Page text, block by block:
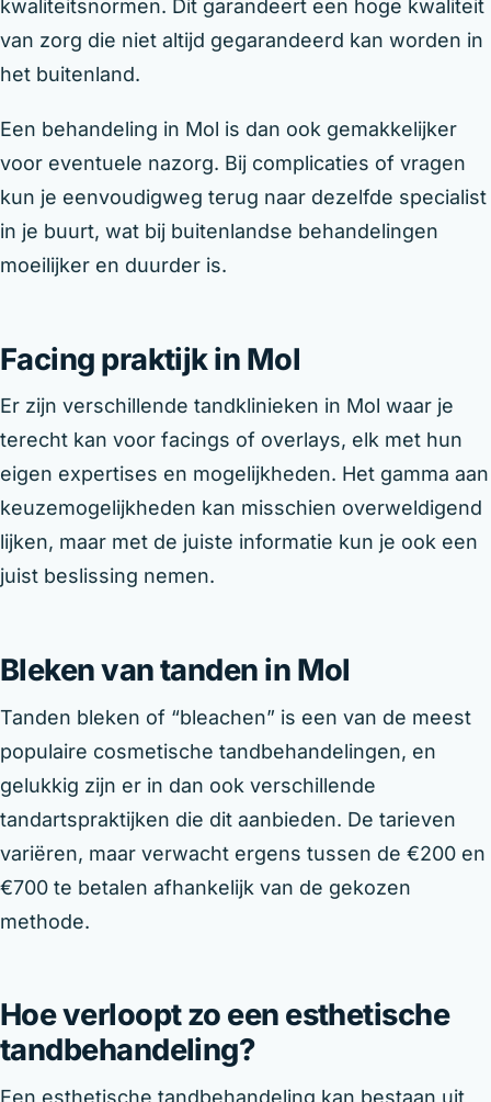
kwaliteitsnormen. Dit garandeert een hoge kwaliteit
van zorg die niet altijd gegarandeerd kan worden in
het buitenland.
Een behandeling in Mol is dan ook gemakkelijker
voor eventuele nazorg. Bij complicaties of vragen
kun je eenvoudigweg terug naar dezelfde specialist
in je buurt, wat bij buitenlandse behandelingen
moeilijker en duurder is.
Facing praktijk in Mol
Er zijn verschillende tandklinieken in Mol waar je
terecht kan voor facings of overlays, elk met hun
eigen expertises en mogelijkheden. Het gamma aan
keuzemogelijkheden kan misschien overweldigend
lijken, maar met de juiste informatie kun je ook een
juist beslissing nemen.
Bleken van tanden in Mol
Tanden bleken of “bleachen” is een van de meest
populaire cosmetische tandbehandelingen, en
gelukkig zijn er in dan ook verschillende
tandartspraktijken die dit aanbieden. De tarieven
variëren, maar verwacht ergens tussen de €200 en
€700 te betalen afhankelijk van de gekozen
methode.
Hoe verloopt zo een esthetische
tandbehandeling?
Een esthetische tandbehandeling kan bestaan uit